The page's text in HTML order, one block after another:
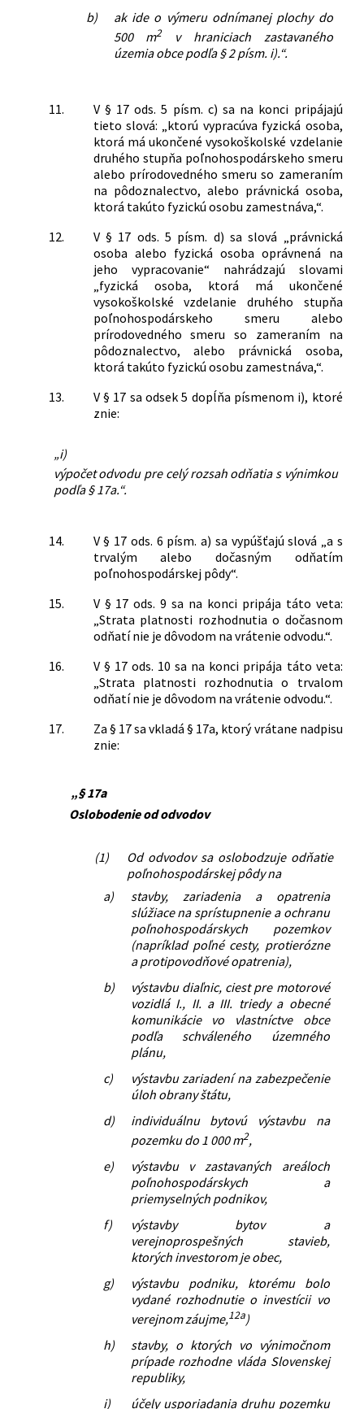
b)
ak ide o výmeru odnímanej plochy do
500 m2v hraniciach zastavaného
územia obce podľa § 2 písm. i).“.
11.
V § 17 ods. 5 písm. c) sa na konci pripájajú
tieto slová: „ktorú vypracúva fyzická osoba,
ktorá má ukončené vysokoškolské vzdelanie
druhého stupňa poľnohospodárskeho smeru
alebo prírodovedného smeru so zameraním
na pôdoznalectvo, alebo právnická osoba,
ktorá takúto fyzickú osobu zamestnáva,“.
12.
V § 17 ods. 5 písm. d) sa slová „právnická
osoba alebo fyzická osoba oprávnená na
jeho vypracovanie“ nahrádzajú slovami
„fyzická osoba, ktorá má ukončené
vysokoškolské vzdelanie druhého stupňa
poľnohospodárskeho smeru alebo
prírodovedného smeru so zameraním na
pôdoznalectvo, alebo právnická osoba,
ktorá takúto fyzickú osobu zamestnáva,“.
13.
V § 17 sa odsek 5 dopĺňa písmenom i), ktoré
znie:
„i)
výpočet odvodu pre celý rozsah odňatia s výnimkou
podľa § 17a.“.
14.
V § 17 ods. 6 písm. a) sa vypúšťajú slová „a s
trvalým alebo dočasným odňatím
poľnohospodárskej pôdy“.
15.
V § 17 ods. 9 sa na konci pripája táto veta:
„Strata platnosti rozhodnutia o dočasnom
odňatí nie je dôvodom na vrátenie odvodu.“.
16.
V § 17 ods. 10 sa na konci pripája táto veta:
„Strata platnosti rozhodnutia o trvalom
odňatí nie je dôvodom na vrátenie odvodu.“.
17.
Za § 17 sa vkladá § 17a, ktorý vrátane nadpisu
znie:
„§ 17a
Oslobodenie od odvodov
(1)
Od odvodov sa oslobodzuje odňatie
poľnohospodárskej pôdy na
a)
stavby, zariadenia a opatrenia
slúžiace na sprístupnenie a ochranu
poľnohospodárskych pozemkov
(napríklad poľné cesty, protierózne
a protipovodňové opatrenia),
b)
výstavbu diaľnic, ciest pre motorové
vozidlá I., II. a III. triedy a obecné
komunikácie vo vlastníctve obce
podľa schváleného územného
plánu,
c)
výstavbu zariadení na zabezpečenie
úloh obrany štátu,
d)
individuálnu bytovú výstavbu na
pozemku do 1 000 m2,
e)
výstavbu v zastavaných areáloch
poľnohospodárskych a
priemyselných podnikov,
f)
výstavby bytov a
verejnoprospešných stavieb,
ktorých investorom je obec,
g)
výstavbu podniku, ktorému bolo
vydané rozhodnutie o investícii vo
verejnom záujme,12a)
h)
stavby, o ktorých vo výnimočnom
prípade rozhodne vláda Slovenskej
republiky,
i)
účely usporiadania druhu pozemku